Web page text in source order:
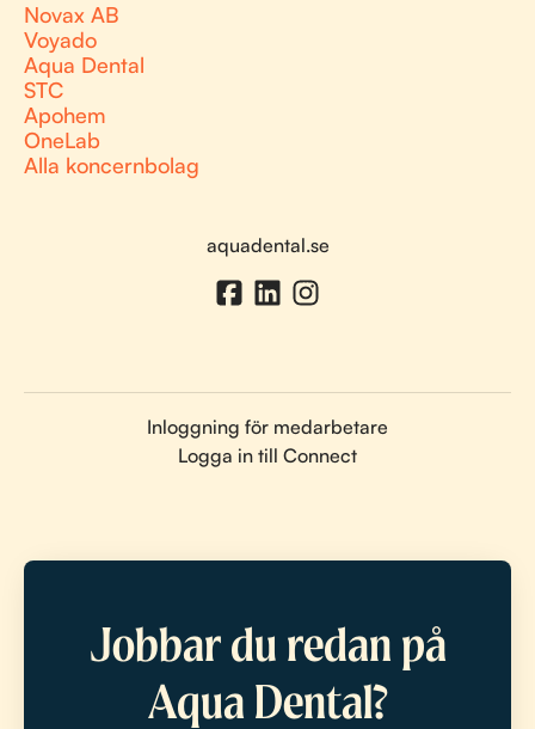
Novax AB
Voyado
Aqua Dental
STC
Apohem
OneLab
Alla koncernbolag
aquadental.se
Inloggning för medarbetare
Logga in till Connect
Jobbar du redan på
Aqua Dental?